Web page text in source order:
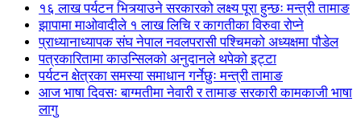
१६ लाख पर्यटन भित्र्याउने सरकारको लक्ष्य पूरा हुन्छः मन्त्री तामाङ
झापामा माओवादीले १ लाख लिचि र कागतीका विरुवा रोप्ने
प्राध्यानाध्यापक संघ नेपाल नवलपरासी पश्चिमको अध्यक्षमा पौडेल
पत्रकारितामा काउन्सिलको अनुदानले थपेको इट्टा
पर्यटन क्षेत्रका समस्या समाधान गर्नेछुः मन्त्री तामाङ
आज भाषा दिवसः बाग्मतीमा नेवारी र तामाङ सरकारी कामकाजी भाषा
लागु